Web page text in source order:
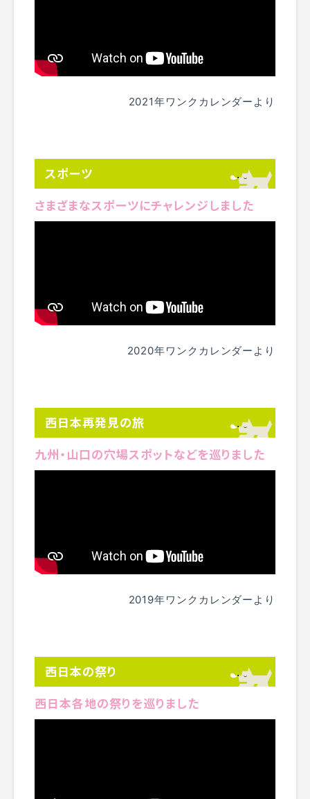
2021年ワンクカレンダーより
スポーツ
さまざまなスポーツにチャレンジしました
2020年ワンクカレンダーより
西日本再発見の旅
九州・山口の穴場スポットなどを巡りました
2019年ワンクカレンダーより
西日本の祭り
西日本各地の祭りを巡りました